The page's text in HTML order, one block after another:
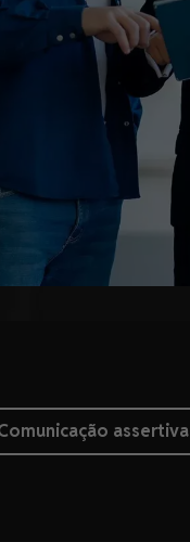
assertiva